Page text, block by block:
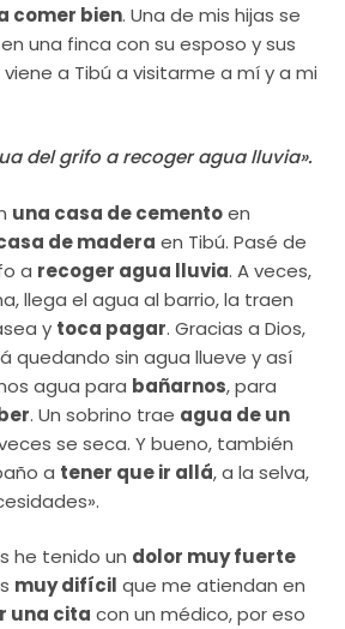
comer bien. Una de mis hijas se
una finca con su esposo y sus
a Tibú a visitarme a mí y a mi
del grifo a recoger agua lluvia».
una casa de cementoen
de madera en Tibú. Pasé de
a recoger agua lluvia. A veces,
llega el agua al barrio, la traen
y toca pagar. Gracias a Dios,
quedando sin agua llueve y así
agua para bañarnos, para
. Un sobrino trae agua de un
se seca. Y bueno, también
a tener que ir allá, a la selva,
he tenido un dolor muy fuerte
muy difícil que me atiendan en
una cita con un médico, por eso